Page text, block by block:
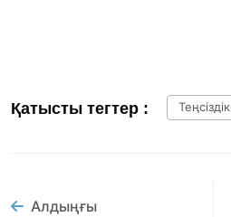
Қатысты тегтер : Теңсіздік
Алдыңғы